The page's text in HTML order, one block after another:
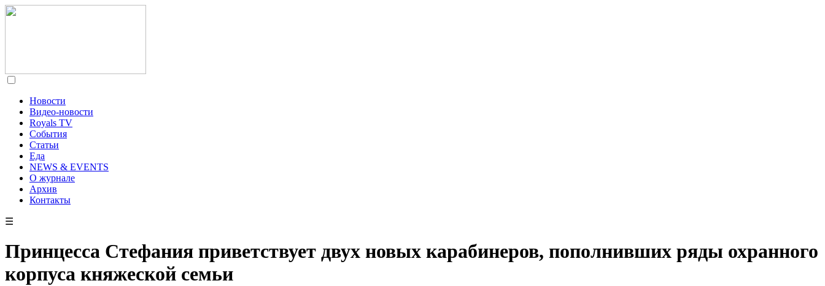
Новости
Видео-новости
Royals TV
События
Статьи
Еда
NEWS & EVENTS
О журнале
Архив
Контакты
☰
Принцесса Стефания приветствует двух новых карабинеров, пополнивших ряды охранного
корпуса княжеской семьи